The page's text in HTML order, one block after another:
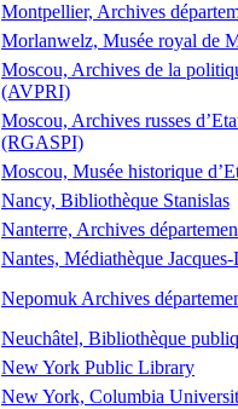
Montpellier, Archives
Morlanwelz, Musée royal de
Moscou, Archives de la
(AVPRI)
Moscou, Archives russes
(RGASPI)
Moscou, Musée historique
Nancy, Bibliothèque Stanislas
Nanterre, Archives
Nantes, Médiathèque
Nepomuk Archives
Neuchâtel, Bibliothèque
New York Public Library
New York, Columbia